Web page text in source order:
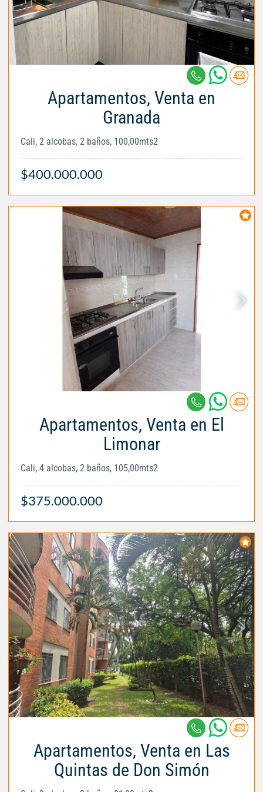
Apartamentos, Venta en
Granada
Cali, 2 alcobas, 2 baños, 100,00mts2
$400.000.000
Apartamentos, Venta en El
Limonar
Cali, 4 alcobas, 2 baños, 105,00mts2
$375.000.000
Apartamentos, Venta en Las
Quintas de Don Simón